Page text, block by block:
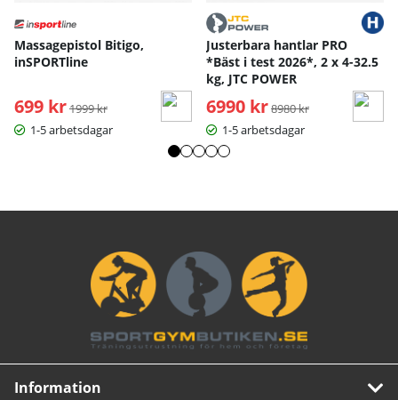
Massagepistol Bitigo,
inSPORTline
699 kr Ordinarie pris:
1999 kr
1-5 arbetsdagar
Justerbara hantlar PRO
*Bäst i test 2026*, 2 x 4-32.5
kg, JTC POWER
6990 kr Ordinarie pris:
8980 kr
1-5 arbetsdagar
Information